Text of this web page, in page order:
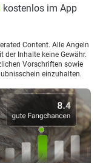
kostenlos im App
Content. Alle Angeln
Inhalte keine Gewähr.
Vorschriften sowie
einzuhalten.